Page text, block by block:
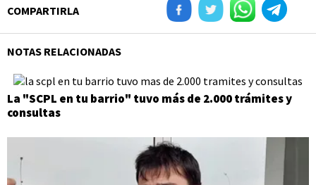
COMPARTIRLA
NOTAS RELACIONADAS
La "SCPL en tu barrio" tuvo más de 2.000 trámites y
consultas